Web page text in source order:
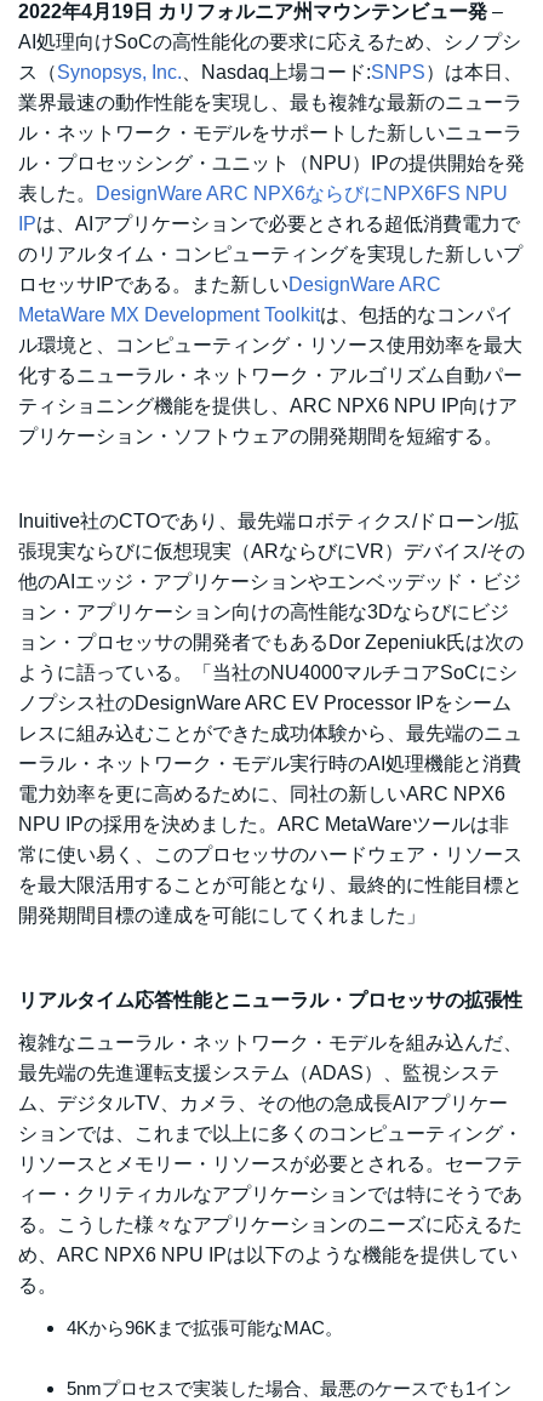
2022年4月19日 カリフォルニア州マウンテンビュー発 –
AI処理向けSoCの高性能化の要求に応えるため、シノプシ
ス（Synopsys, Inc. 、Nasdaq上場コード:SNPS）は本日、
業界最速の動作性能を実現し、最も複雑な最新のニューラ
ル・ネットワーク・モデルをサポートした新しいニューラ
ル・プロセッシング・ユニット（NPU）IPの提供開始を発
表した。
DesignWare ARC NPX6ならびにNPX6FS NPU
IPは、AIアプリケーションで必要とされる超低消費電力で
のリアルタイム・コンピューティングを実現した新しいプ
ロセッサIPである。また新しいDesignWare ARC
MetaWare MX Development Toolkitは、包括的なコンパイ
ル環境と、コンピューティング・リソース使用効率を最大
化するニューラル・ネットワーク・アルゴリズム自動パー
ティショニング機能を提供し、ARC NPX6 NPU IP向けア
プリケーション・ソフトウェアの開発期間を短縮する。
Inuitive社のCTOであり、最先端ロボティクス/ドローン/拡
張現実ならびに仮想現実（ARならびにVR）デバイス/その
他のAIエッジ・アプリケーションやエンベッデッド・ビジ
ョン・アプリケーション向けの高性能な3Dならびにビジ
ョン・プロセッサの開発者でもあるDor Zepeniuk氏は次の
ように語っている。「当社のNU4000マルチコアSoCにシ
ノプシス社のDesignWare ARC EV Processor IPをシーム
レスに組み込むことができた成功体験から、最先端のニュ
ーラル・ネットワーク・モデル実行時のAI処理機能と消費
電力効率を更に高めるために、同社の新しいARC NPX6
NPU IPの採用を決めました。ARC MetaWareツールは非
常に使い易く、このプロセッサのハードウェア・リソース
を最大限活用することが可能となり、最終的に性能目標と
開発期間目標の達成を可能にしてくれました」
リアルタイム応答性能とニューラル・プロセッサの拡張性
複雑なニューラル・ネットワーク・モデルを組み込んだ、
最先端の先進運転支援システム（ADAS）、監視システ
ム、デジタルTV、カメラ、その他の急成長AIアプリケー
ションでは、これまで以上に多くのコンピューティング・
リソースとメモリー・リソースが必要とされる。セーフテ
ィー・クリティカルなアプリケーションでは特にそうであ
る。こうした様々なアプリケーションのニーズに応えるた
め、ARC NPX6 NPU IPは以下のような機能を提供してい
る。
4Kから96Kまで拡張可能なMAC。
5nmプロセスで実装した場合、最悪のケースでも1イン